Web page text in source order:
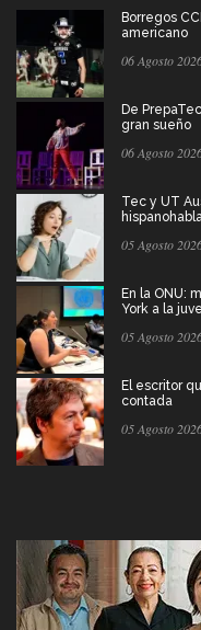
Borregos
americano
06 Agosto
De
gran sueño
06 Agosto
Tec y UT
05 Agosto
En la ONU:
York a la
05 Agosto
El escritor
contada
05 Agosto